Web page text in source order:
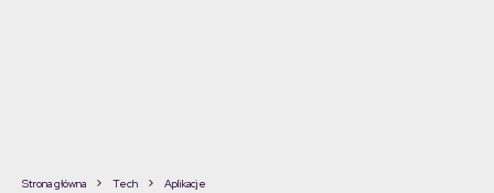
Strona główna Tech Aplikacje